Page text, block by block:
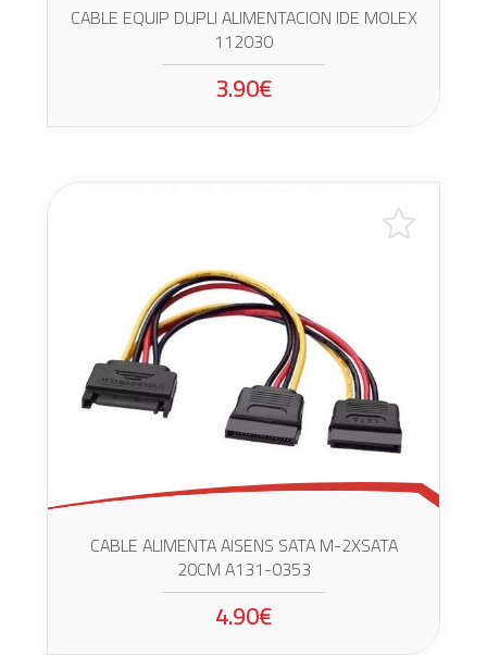
CABLE EQUIP DUPLI ALIMENTACION IDE MOLEX
112030
3.90€
CABLE ALIMENTA AISENS SATA M-2XSATA
20CM A131-0353
4.90€